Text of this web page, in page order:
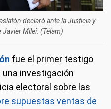
declaró ante la Justicia y
Milei. (Télam)
fue el primer testigo
una investigación
electoral sobre las
supuestas ventas de